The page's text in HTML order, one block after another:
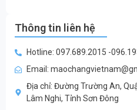
Thông tin liên hệ
Hotline: 097.689.2015 -
Email:
Địa chỉ: Đường Trường An,
Lâm Nghi, Tỉnh Sơn Đông